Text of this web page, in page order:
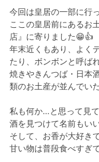
今回は皇居の一部に行
ここの皇居前にあるお
店』に寄りました😁👍
年末近くもあり、よく
たり、ボンボンと呼ば
焼きやきんつば・日本
類のお土産が並んでいた
私も何か…と思って見
酒を見つけて名前もい
そして、お香が大好き
甘い物は普段食べすぎ